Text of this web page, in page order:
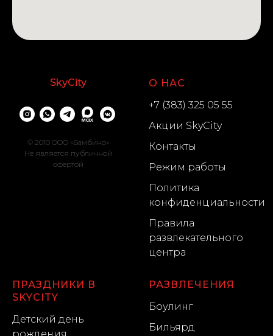
SkyCity
© 2010 OOO «Бамбино»
Не является публичной
офертой
О НАС
+7 (383) 325 05 55
Акции SkyCity
Контакты
Режим работы
Политика
конфиденциальности
Правила
развлекательного
центра
ПРАЗДНИКИ В
SKYCITY
Детский день
РАЗВЛЕЧЕНИЯ
Боулинг
Бильярд